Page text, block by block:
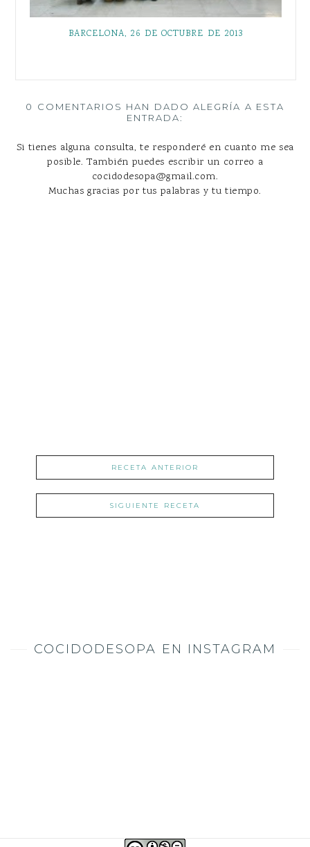
BARCELONA, 26 DE OCTUBRE DE 2013
0 COMENTARIOS HAN DADO ALEGRÍA A ESTA
ENTRADA:
Si tienes alguna consulta, te responderé en cuanto me sea
posible. También puedes escribir un correo a
cocidodesopa@gmail.com.
Muchas gracias por tus palabras y tu tiempo.
RECETA ANTERIOR
SIGUIENTE RECETA
COCIDODESOPA EN INSTAGRAM